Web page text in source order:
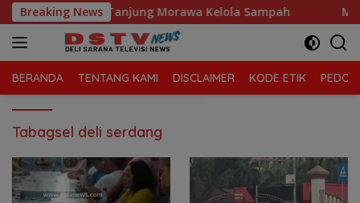
Langsung
ke
konten
Breaking News
Kecamatan Tanjung Morawa Kelola Sampah
BERANDA TENTANG KAMI DISCLAIMER KODE ETIK
Tabagsel deli serdang